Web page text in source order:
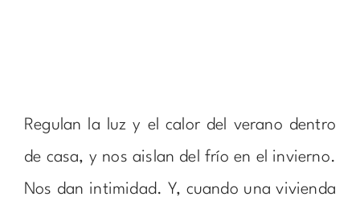
Regulan la luz y el calor del verano dentro
de casa, y nos aislan del frío en el invierno.
Nos dan intimidad. Y, cuando una vivienda